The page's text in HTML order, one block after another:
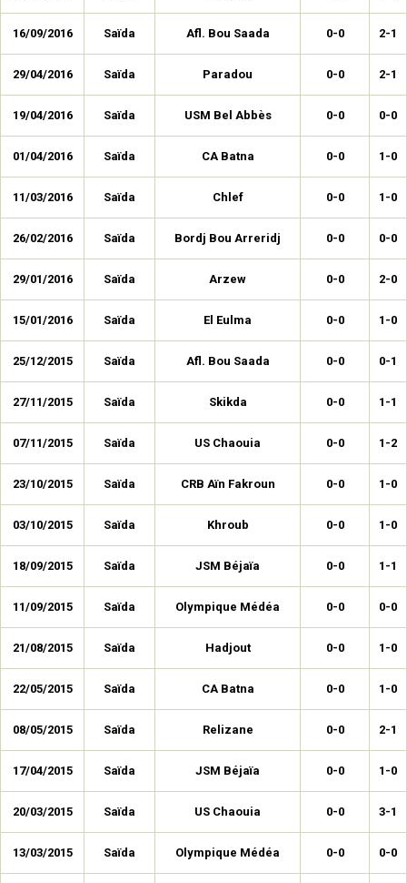
16/09/2016 Saïda Afl. Bou Saada 0-0 2-1
29/04/2016 Saïda Paradou 0-0 2-1
19/04/2016 Saïda USM Bel Abbès 0-0 0-0
01/04/2016 Saïda CA Batna 0-0 1-0
11/03/2016 Saïda Chlef 0-0 1-0
26/02/2016 Saïda Bordj Bou Arreridj 0-0 0-0
29/01/2016 Saïda Arzew 0-0 2-0
15/01/2016 Saïda El Eulma 0-0 1-0
25/12/2015 Saïda Afl. Bou Saada 0-0 0-1
27/11/2015 Saïda Skikda 0-0 1-1
07/11/2015 Saïda US Chaouia 0-0 1-2
23/10/2015 Saïda CRB Aïn Fakroun 0-0 1-0
03/10/2015 Saïda Khroub 0-0 1-0
18/09/2015 Saïda JSM Béjaïa 0-0 1-1
11/09/2015 Saïda Olympique Médéa 0-0 0-0
21/08/2015 Saïda Hadjout 0-0 1-0
22/05/2015 Saïda CA Batna 0-0 1-0
08/05/2015 Saïda Relizane 0-0 2-1
17/04/2015 Saïda JSM Béjaïa 0-0 1-0
20/03/2015 Saïda US Chaouia 0-0 3-1
13/03/2015 Saïda Olympique Médéa 0-0 0-0